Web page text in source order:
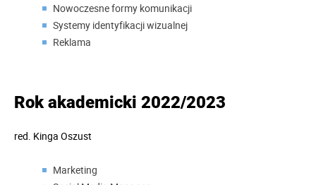
Nowoczesne formy komunikacji
Systemy identyfikacji wizualnej
Reklama
Rok akademicki 2022/2023
red. Kinga Oszust
Marketing